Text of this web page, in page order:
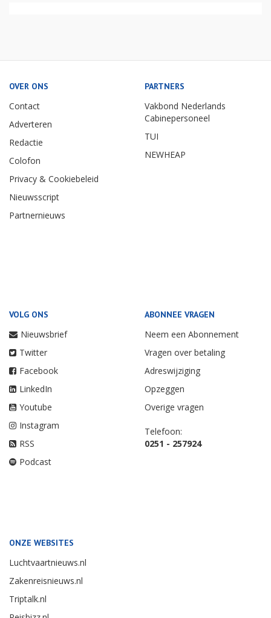
OVER ONS
Contact
Adverteren
Redactie
Colofon
Privacy & Cookiebeleid
Nieuwsscript
Partnernieuws
PARTNERS
Vakbond Nederlands
Cabinepersoneel
TUI
NEWHEAP
VOLG ONS
Nieuwsbrief
Twitter
Facebook
LinkedIn
Youtube
Instagram
RSS
Podcast
ABONNEE VRAGEN
Neem een Abonnement
Vragen over betaling
Adreswijziging
Opzeggen
Overige vragen
Telefoon:
0251 - 257924
ONZE WEBSITES
Luchtvaartnieuws.nl
Zakenreisnieuws.nl
Triptalk.nl